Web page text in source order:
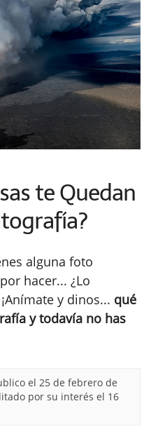
te Quedan
alguna foto
hacer... ¿Lo
y dinos... qué
y todavía no has
el 25 de febrero de
por su interés el 16